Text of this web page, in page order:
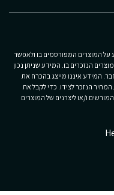
על המוצרים המפורסמים בו ולאפשר
הנזכרים בו. המידע שניתן נכון
המידע איננו מייצג בהכרח את
הנזכר לצידו. כדי לקבל את
ו/או ליצרנים של המוצרים